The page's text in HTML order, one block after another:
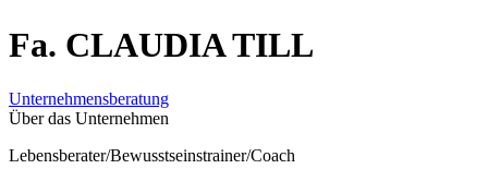
Fa. CLAUDIA TILL
Unternehmensberatung
Über das Unternehmen
Lebensberater/Bewusstseinstrainer/Coach